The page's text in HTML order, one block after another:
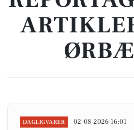
DAGLIGVARER 02-08-2026 16:01